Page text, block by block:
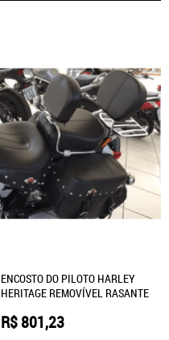
ENCOSTO DO PILOTO HARLEY
HERITAGE REMOVÍVEL RASANTE
R$ 801,23